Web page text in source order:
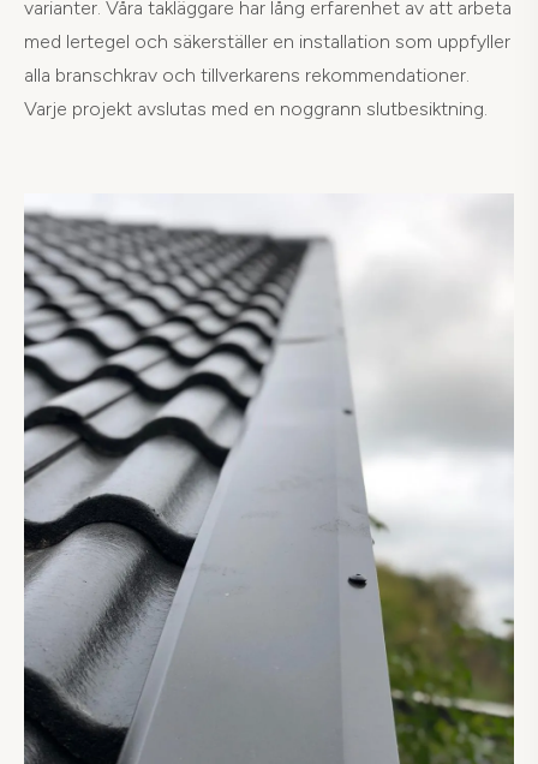
varianter. Våra takläggare har lång erfarenhet av att arbeta
med lertegel och säkerställer en installation som uppfyller
alla branschkrav och tillverkarens rekommendationer.
Varje projekt avslutas med en noggrann slutbesiktning.